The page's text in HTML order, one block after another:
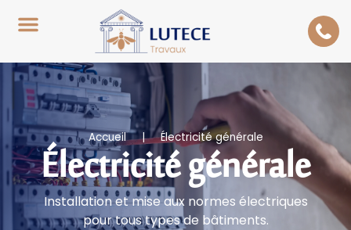
Accueil|Électricité générale
Électricité générale
Installation et mise aux normes électriques
pour tous types de bâtiments.